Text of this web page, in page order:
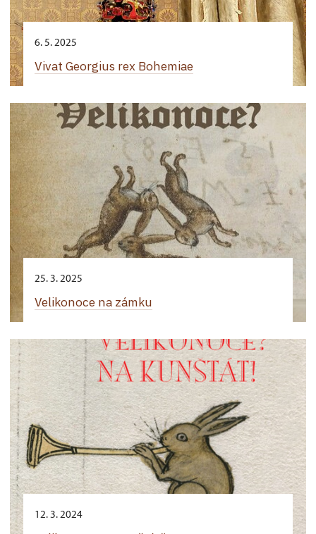
6. 5. 2025
Vivat Georgius rex Bohemiae
25. 3. 2025
Velikonoce na zámku
12. 3. 2024